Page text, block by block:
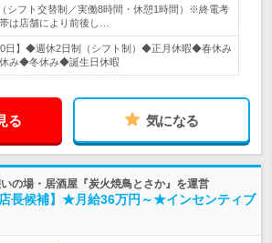
シフト交替制／実働8時間・休憩1時間）※終電考
は店舗により前後し…
日】◆週休2日制（シフト制）◆正月休暇◆春休み
み◆冬休み◆誕生日休暇
る 気になる
の場・居酒屋『炭火焼鳥とさか』を運営
長候補】★月給36万円～★インセンティブ